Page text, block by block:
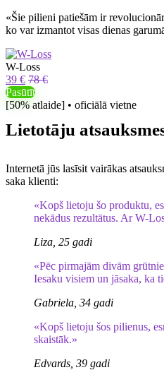
«Šie pilieni patiešām ir
ko var izmantot visas dienas
W-Loss
39 € 78 €
Pasūtīt
[50% atlaide] • oficiālā vietne
Lietotāju
Internetā jūs lasīsit vairākas
saka klienti:
«Kopš lietoju šo produktu,
nekādus rezultātus. Ar W-
Liza, 25 gadi
«Pēc pirmajām divām
Iesaku visiem un jāsaka, ka
Gabriela, 34 gadi
«Kopš lietoju šos pilienus,
skaistāk.»
Edvards, 39 gadi